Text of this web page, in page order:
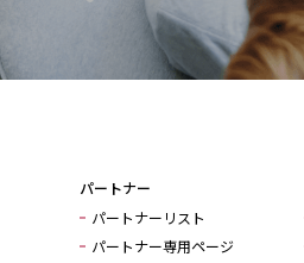
SmartDevicesPlus
WorkWithPlus
パートナー
パートナーリスト
パートナー専用ページ